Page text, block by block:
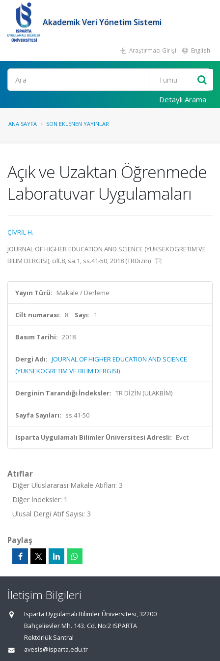
Akademik Veri Yönetim Sistemi
Araştırmacı Girişi English
Ara
Detaylı Arama
ANA SAYFA SON EKLENEN YAYINLAR
Açık ve Uzaktan Öğrenmede
Laboratuvar Uygulamaları
ÇİVRİL H.
JOURNAL OF HIGHER EDUCATION AND SCIENCE (YUKSEKOGRETIM VE
BILIM DERGISI), cilt.8, sa.1, ss.41-50, 2018 (TRDizin)
Yayın Türü: Makale / Derleme
Cilt numarası: 8 Sayı: 1
Basım Tarihi: 2018
Dergi Adı: JOURNAL OF HIGHER EDUCATION AND SCIENCE
(YUKSEKOGRETIM VE BILIM DERGISI)
Derginin Tarandığı İndeksler: TR DİZİN (ULAKBİM)
Sayfa Sayıları: ss.41-50
Isparta Uygulamalı Bilimler Üniversitesi Adresli: Evet
Atıflar
Diğer Uluslararası Makale Atıfları: 3
Diğer İndeksler: 1
Ulusal Dergi Atıf Sayısı: 3
Paylaş
İletişim Bilgileri
Isparta Uygulamalı Bilimler Üniversitesi, 32200
Bahçelievler Mh. 143. Cd. No:2 ISPARTA
Rektörlük Santral
avesis@isparta.edu.tr